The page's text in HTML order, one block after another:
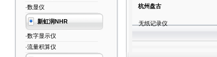
·数显仪
新虹润NHR
·数字显示仪
·流量积算仪
杭州盘古
无纸记录仪